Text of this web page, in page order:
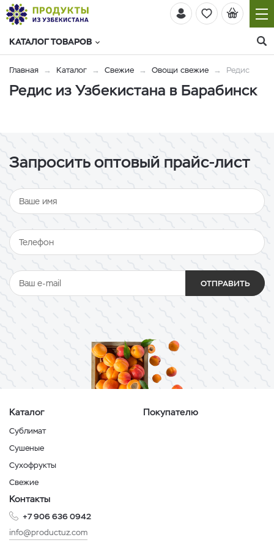
КАТАЛОГ ТОВАРОВ
Главная Каталог Свежие Овощи свежие Редис
Редис из Узбекистана в Барабинск
Запросить оптовый прайс-лист
ОТПРАВИТЬ
Каталог
Сублимат
Сушеные
Сухофрукты
Свежие
Покупателю
Контакты
+7 906 636 0942
info@productuz.com